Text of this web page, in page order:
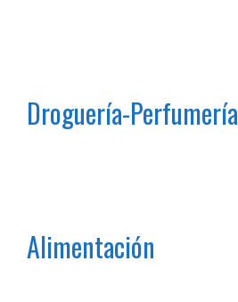
Droguería-Perfumería
Alimentación